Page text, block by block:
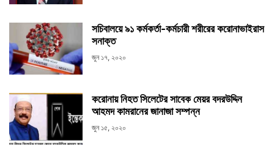
সচিবালয়ে ৯১ কর্মকর্তা-কর্মচারী শরীরের করোনাভাইরাস
সনাক্ত
জুন ১৭, ২০২০
করোনায় নিহত সিলেটের সাবেক মেয়র বদরউদ্দিন
আহমদ কামরানের জানাজা সম্পন্ন
জুন ১৫, ২০২০